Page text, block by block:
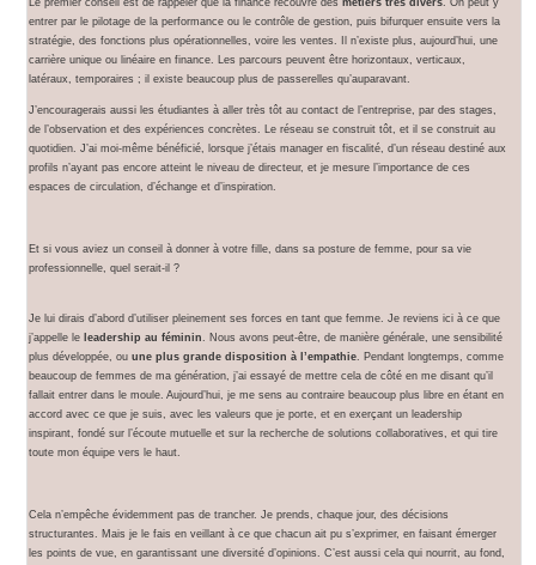
Le premier conseil est de rappeler que la finance recouvre des métiers très divers. On peut y
entrer par le pilotage de la performance ou le contrôle de gestion, puis bifurquer ensuite vers la
stratégie, des fonctions plus opérationnelles, voire les ventes. Il n’existe plus, aujourd’hui, une
carrière unique ou linéaire en finance. Les parcours peuvent être horizontaux, verticaux,
latéraux, temporaires ; il existe beaucoup plus de passerelles qu’auparavant.
J’encouragerais aussi les étudiantes à aller très tôt au contact de l’entreprise, par des stages,
de l’observation et des expériences concrètes. Le réseau se construit tôt, et il se construit au
quotidien. J’ai moi-même bénéficié, lorsque j’étais manager en fiscalité, d’un réseau destiné aux
profils n’ayant pas encore atteint le niveau de directeur, et je mesure l’importance de ces
espaces de circulation, d’échange et d’inspiration.
Et si vous aviez un conseil à donner à votre fille, dans sa posture de femme, pour sa vie
professionnelle, quel serait-il ?
Je lui dirais d’abord d’utiliser pleinement ses forces en tant que femme. Je reviens ici à ce que
j’appelle le leadership au féminin. Nous avons peut-être, de manière générale, une sensibilité
plus développée, ou une plus grande disposition à l’empathie. Pendant longtemps, comme
beaucoup de femmes de ma génération, j’ai essayé de mettre cela de côté en me disant qu’il
fallait entrer dans le moule. Aujourd’hui, je me sens au contraire beaucoup plus libre en étant en
accord avec ce que je suis, avec les valeurs que je porte, et en exerçant un leadership
inspirant, fondé sur l’écoute mutuelle et sur la recherche de solutions collaboratives, et qui tire
toute mon équipe vers le haut.
Cela n’empêche évidemment pas de trancher. Je prends, chaque jour, des décisions
structurantes. Mais je le fais en veillant à ce que chacun ait pu s’exprimer, en faisant émerger
les points de vue, en garantissant une diversité d’opinions. C’est aussi cela qui nourrit, au fond,